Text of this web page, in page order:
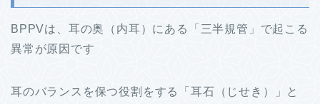
BPPVは、耳の奥（内耳）にある「三半規管」で起こる
異常が原因です
耳のバランスを保つ役割をする「耳石（じせき）」と